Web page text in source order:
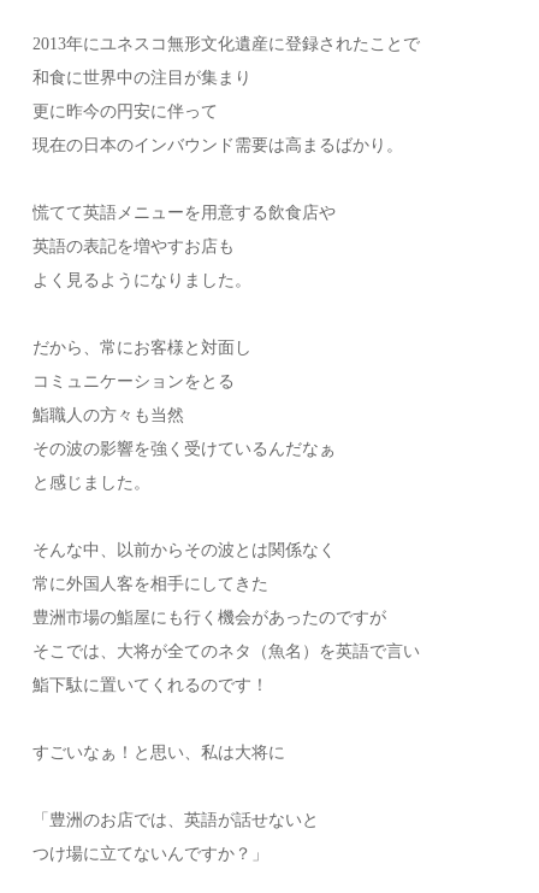
2013年にユネスコ無形文化遺産に登録されたことで
和食に世界中の注目が集まり
更に昨今の円安に伴って
現在の日本のインバウンド需要は高まるばかり。
慌てて英語メニューを用意する飲食店や
英語の表記を増やすお店も
よく見るようになりました。
だから、常にお客様と対面し
コミュニケーションをとる
鮨職人の方々も当然
その波の影響を強く受けているんだなぁ
と感じました。
そんな中、以前からその波とは関係なく
常に外国人客を相手にしてきた
豊洲市場の鮨屋にも行く機会があったのですが
そこでは、大将が全てのネタ（魚名）を英語で言い
鮨下駄に置いてくれるのです！
すごいなぁ！と思い、私は大将に
「豊洲のお店では、英語が話せないと
つけ場に立てないんですか？」